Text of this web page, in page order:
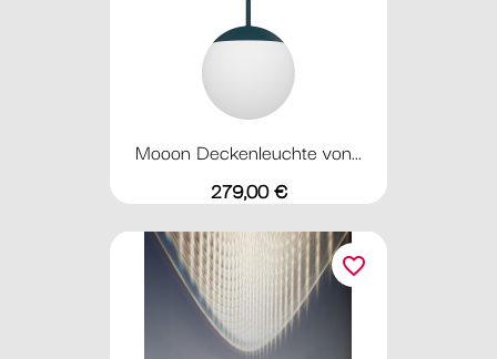
Mooon Deckenleuchte von...
Preis
279,00 €
favorite_border